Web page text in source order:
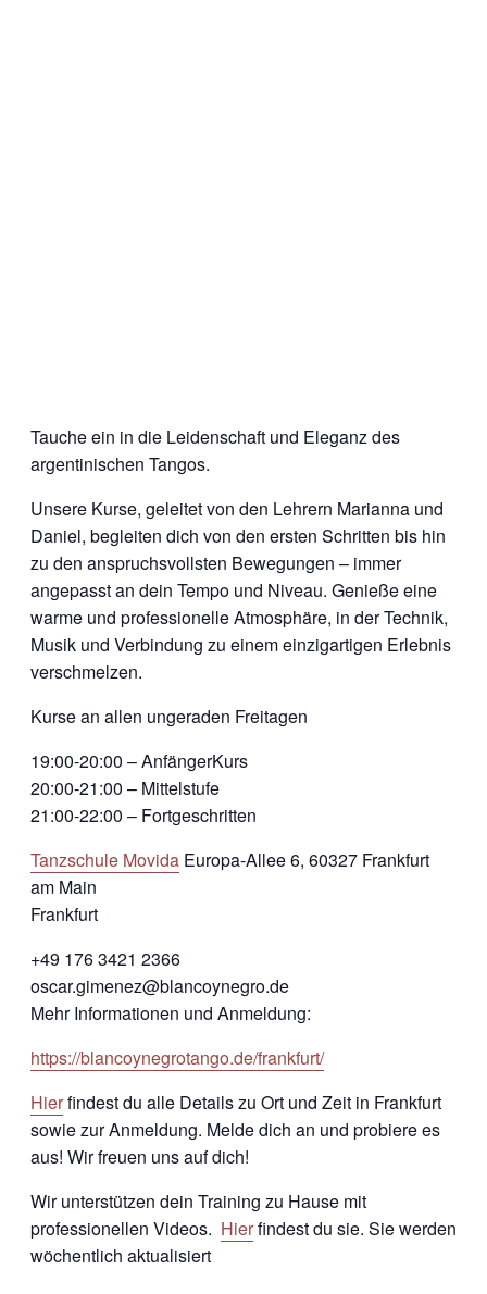
Tauche ein in die Leidenschaft und Eleganz des
argentinischen Tangos.
Unsere Kurse, geleitet von den Lehrern Marianna und
Daniel, begleiten dich von den ersten Schritten bis hin
zu den anspruchsvollsten Bewegungen – immer
angepasst an dein Tempo und Niveau. Genieße eine
warme und professionelle Atmosphäre, in der Technik,
Musik und Verbindung zu einem einzigartigen Erlebnis
verschmelzen.
Kurse an allen ungeraden Freitagen
19:00-20:00 – AnfängerKurs
20:00-21:00 – Mittelstufe
21:00-22:00 – Fortgeschritten
Tanzschule Movida Europa-Allee 6, 60327 Frankfurt
am Main
Frankfurt
+49 176 3421 2366
oscar.gimenez@blancoynegro.de
Mehr Informationen und Anmeldung:
https://blancoynegrotango.de/frankfurt/
Hierfindest du alle Details zu Ort und Zeit in Frankfurt
sowie zur Anmeldung. Melde dich an und probiere es
aus! Wir freuen uns auf dich!
Wir unterstützen dein Training zu Hause mit
professionellen Videos. Hierfindest du sie. Sie werden
wöchentlich aktualisiert